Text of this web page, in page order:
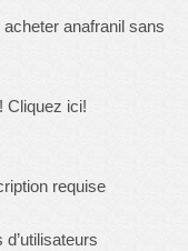
anafranil sans
Cliquez ici!
requise